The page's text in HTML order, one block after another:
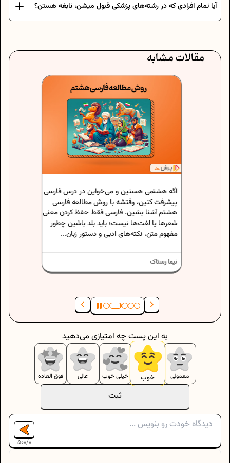
آیا تمام افرادی که در رشته‌های پزشکی قبول میشن، نابغه هستن؟
مقالات مشابه
اگه هشتمی هستین و می‌خواین در درس فارسی
پیشرفت کنین، وقتشه با روش مطالعه فارسی
هشتم آشنا بشین. فارسی فقط حفظ کردن معنی
شعرها یا لغت‌ها نیست؛ باید بلد باشین چطور
مفهوم متن، نکته‌های ادبی و دستور زبان...
نیما رستاک
ثبت
معمولی خوب خیلی خوب عالی فوق العاده
به این پست چه امتیازی می‌دهید
500/0